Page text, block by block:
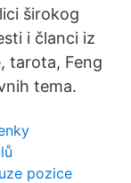
širokog
i članci iz
tarota, Feng
tema.
pozice